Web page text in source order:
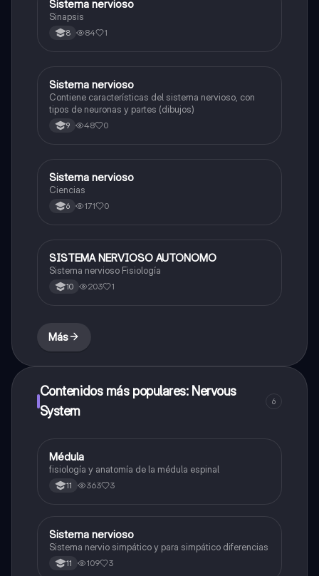
Biologia
Sistema nervioso
Sinapsis
8 84 1
Biologia
Sistema nervioso
Contiene características del sistema nervioso, con
tipos de neuronas y partes (dibujos)
9 48 0
Biologia
Sistema nervioso
Ciencias
6 171 0
Biologia
SISTEMA NERVIOSO AUTONOMO
Sistema nervioso Fisiología
10 203 1
Más
Contenidos más populares: Nervous
System
6
Biologia
Médula
fisiología y anatomía de la médula espinal
11 363 3
Biologia
Sistema nervioso
Sistema nervio simpático y para simpático diferencias
11 109 3